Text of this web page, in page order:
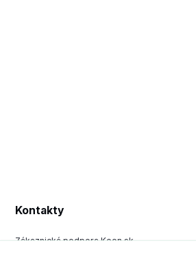
Kontakty
Zákaznická podpora Keen.sk